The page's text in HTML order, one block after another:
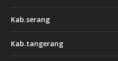
Kab.serang
Kab.tangerang